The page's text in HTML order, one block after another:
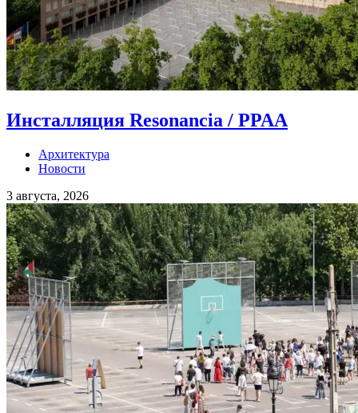
Инсталляция Resonancia / PPAA
Архитектура
Новости
3 августа, 2026